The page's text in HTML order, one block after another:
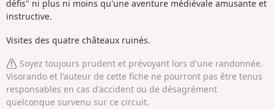
défis" ni plus ni moins qu'une aventure médiévale amusante et
instructive.
Visites des quatre châteaux ruinés.
Soyez toujours prudent et prévoyant lors d'une randonnée.
Visorando et l'auteur de cette fiche ne pourront pas être tenus
responsables en cas d'accident ou de désagrément
quelconque survenu sur ce circuit.